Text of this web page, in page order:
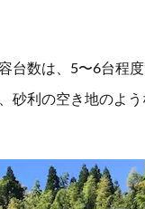
台数は、5〜6台程度
砂利の空き地のよう